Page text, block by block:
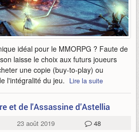
idéal pour le MMORPG ? Faute de
laisse le choix aux futurs joueurs
une copie (buy-to-play) ou
l'intégralité du jeu. Lire la suite
et de l'Assassine d'Astellia
23 août 2019 48